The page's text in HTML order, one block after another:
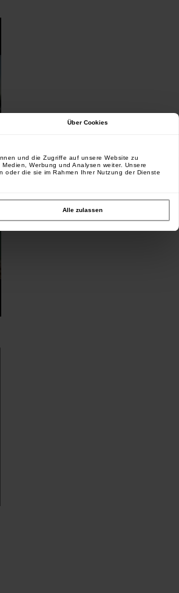
Über Cookies
und die Zugriffe auf unsere Website zu
Werbung und Analysen weiter. Unsere
die sie im Rahmen Ihrer Nutzung der Dienste
Alle zulassen